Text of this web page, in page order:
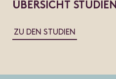
ÜBERSICHT STUDIEN
ZU DEN STUDIEN